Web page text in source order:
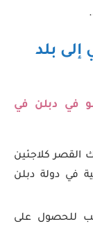
بلد
في دبلن في
القصر كلاجئين
في دولة دبلن
للحصول على